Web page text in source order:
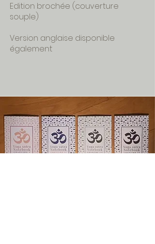
Edition brochée (couverture
souple)
Version anglaise disponible
également